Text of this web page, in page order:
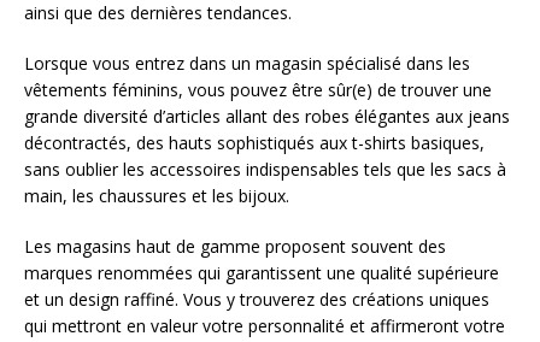
ainsi que des dernières tendances.
Lorsque vous entrez dans un magasin spécialisé dans les
vêtements féminins, vous pouvez être sûr(e) de trouver une
grande diversité d’articles allant des robes élégantes aux jeans
décontractés, des hauts sophistiqués aux t-shirts basiques,
sans oublier les accessoires indispensables tels que les sacs à
main, les chaussures et les bijoux.
Les magasins haut de gamme proposent souvent des
marques renommées qui garantissent une qualité supérieure
et un design raffiné. Vous y trouverez des créations uniques
qui mettront en valeur votre personnalité et affirmeront votre